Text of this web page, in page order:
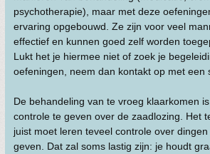
psychotherapie), maar met deze
ervaring opgebouwd. Ze zijn voor veel
effectief en kunnen goed zelf worden
Lukt het je hiermee niet of zoek je
oefeningen, neem dan kontakt op met een
De behandeling van te vroeg klaarkomen
controle te geven over de zaadlozing. Het
juist moet leren teveel controle over
geven. Dat zal soms lastig zijn: je houdt